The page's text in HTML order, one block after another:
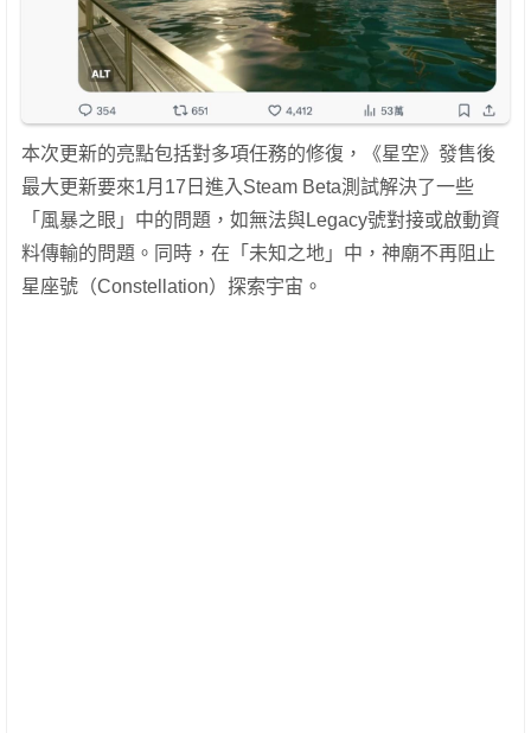
本次更新的亮點包括對多項任務的修復，《星空》發售後
最大更新要來1月17日進入Steam Beta測試解決了一些
「風暴之眼」中的問題，如無法與Legacy號對接或啟動資
料傳輸的問題。同時，在「未知之地」中，神廟不再阻止
星座號（Constellation）探索宇宙。